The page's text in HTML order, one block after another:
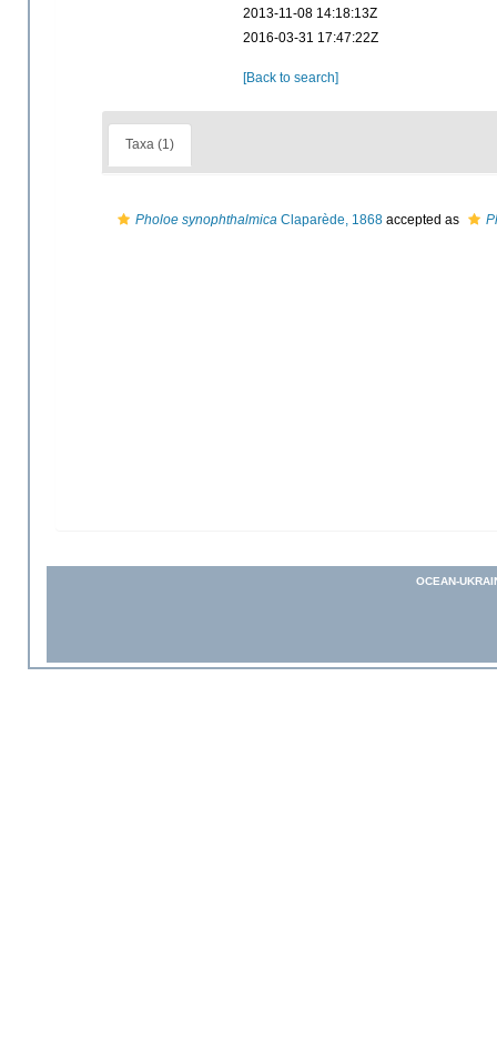
2013-11-08 14:18:13Z
2016-03-31 17:47:22Z
[Back to search]
Taxa (1)
Pholoe synophthalmica Claparède, 1868 accepted as
OCEAN-